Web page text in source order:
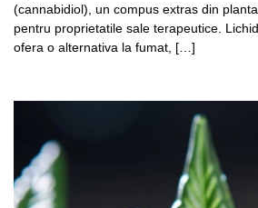
(cannabidiol), un compus extras din
pentru proprietatile sale terapeutice.
ofera o alternativa la fumat, […]